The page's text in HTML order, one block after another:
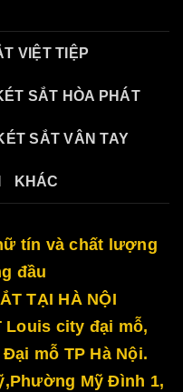
VIỆT TIỆP
SẮT HÒA PHÁT
SẮT VÂN TAY
KHÁC
tín và chất lượng
đầu
TẠI HÀ NỘI
Louis city đại mỗ,
mỗ TP Hà Nội.
Mỹ Đình 1,